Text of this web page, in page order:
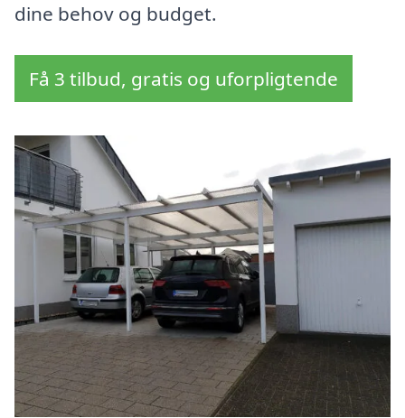
dine behov og budget.
Få 3 tilbud, gratis og uforpligtende